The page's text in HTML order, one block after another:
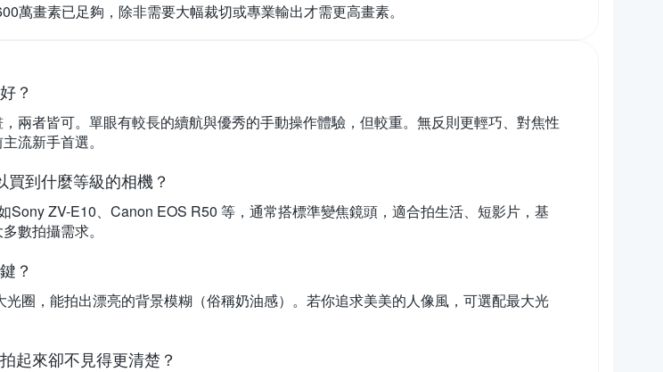
萬畫素已足夠，除非需要大幅裁切或專業輸出才需更高畫素。
？
兩者皆可。單眼有較長的續航與優秀的手動操作體驗，但較重。無反則更輕巧、對焦性
流新手首選。
到什麼等級的相機？
Sony ZV-E10、Canon EOS R50 等，通常搭標準變焦鏡頭，適合拍生活、短影片，基
數拍攝需求。
？
光圈，能拍出漂亮的背景模糊（俗稱奶油感）。若你追求美美的人像風，可選配最大光
起來卻不見得更清楚？